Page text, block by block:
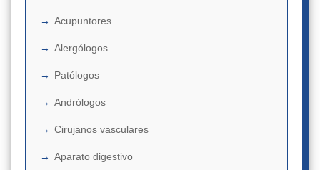
Acupuntores
Alergólogos
Patólogos
Andrólogos
Cirujanos vasculares
Aparato digestivo